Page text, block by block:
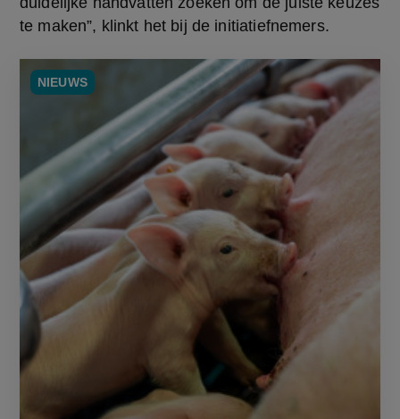
te maken”, klinkt het bij de initiatiefnemers.
NIEUWS